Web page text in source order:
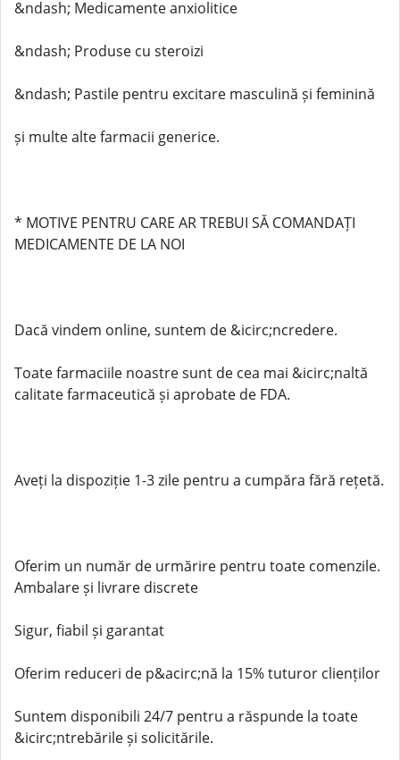
&ndash; Medicamente anxiolitice
&ndash; Produse cu steroizi
&ndash; Pastile pentru excitare masculină și feminină
și multe alte farmacii generice.
* MOTIVE PENTRU CARE AR TREBUI SĂ COMANDAȚI
MEDICAMENTE DE LA NOI
Dacă vindem online, suntem de &icirc;ncredere.
Toate farmaciile noastre sunt de cea mai &icirc;naltă
calitate farmaceutică și aprobate de FDA.
Aveți la dispoziție 1-3 zile pentru a cumpăra fără rețetă.
Oferim un număr de urmărire pentru toate comenzile.
Ambalare și livrare discrete
Sigur, fiabil și garantat
Oferim reduceri de p&acirc;nă la 15% tuturor clienților
Suntem disponibili 24/7 pentru a răspunde la toate
&icirc;ntrebările și solicitările.